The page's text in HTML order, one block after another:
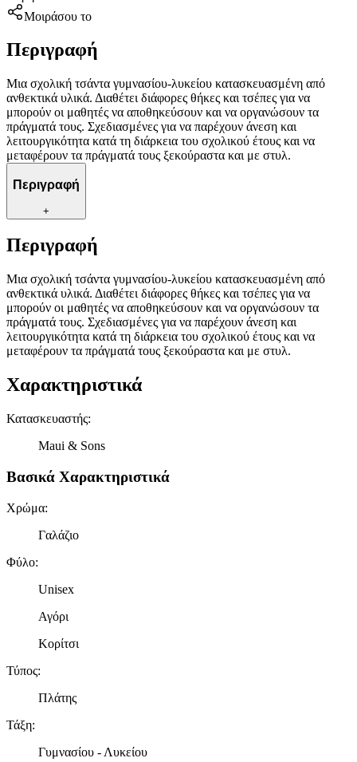
Μοιράσου το
Περιγραφή
Μια σχολική τσάντα γυμνασίου-λυκείου κατασκευασμένη από
ανθεκτικά υλικά. Διαθέτει διάφορες θήκες και τσέπες για να
μπορούν οι μαθητές να αποθηκεύσουν και να οργανώσουν τα
πράγματά τους. Σχεδιασμένες για να παρέχουν άνεση και
λειτουργικότητα κατά τη διάρκεια του σχολικού έτους και να
μεταφέρουν τα πράγματά τους ξεκούραστα και με στυλ.
Περιγραφή
+
Περιγραφή
Μια σχολική τσάντα γυμνασίου-λυκείου κατασκευασμένη από
ανθεκτικά υλικά. Διαθέτει διάφορες θήκες και τσέπες για να
μπορούν οι μαθητές να αποθηκεύσουν και να οργανώσουν τα
πράγματά τους. Σχεδιασμένες για να παρέχουν άνεση και
λειτουργικότητα κατά τη διάρκεια του σχολικού έτους και να
μεταφέρουν τα πράγματά τους ξεκούραστα και με στυλ.
Χαρακτηριστικά
Κατασκευαστής:
Maui & Sons
Βασικά Χαρακτηριστικά
Χρώμα:
Γαλάζιο
Φύλο:
Unisex
Αγόρι
Κορίτσι
Τύπος:
Πλάτης
Τάξη:
Γυμνασίου - Λυκείου